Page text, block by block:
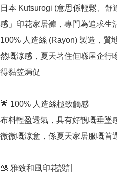
日本 Kutsurogi (意思係輕鬆、舒
感」印花家居褲，專門為追求生
100% 人造絲 (Rayon) 製造，質
然嘅涼感，夏天著住佢喺屋企行
得黏笠焗促
🌟 100% 人造絲極致觸感
布料輕盈透氣，具有好靚嘅垂墜
微微嘅涼意，係夏天家居服嘅首
🎎 雅致和風印花設計